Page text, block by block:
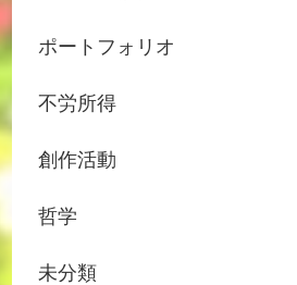
ポートフォリオ
不労所得
創作活動
哲学
未分類